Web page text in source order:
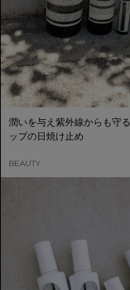
潤いを与え紫外線からも守
ップの日焼け止め
BEAUTY